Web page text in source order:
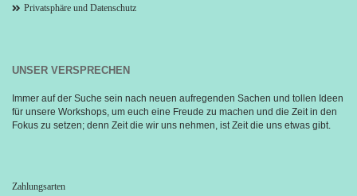
Privatsphäre und Datenschutz
UNSER VERSPRECHEN
Immer auf der Suche sein nach neuen aufregenden Sachen und tollen Ideen
für unsere Workshops, um euch eine Freude zu machen und die Zeit in den
Fokus zu setzen; denn Zeit die wir uns nehmen, ist Zeit die uns etwas gibt.
Zahlungsarten